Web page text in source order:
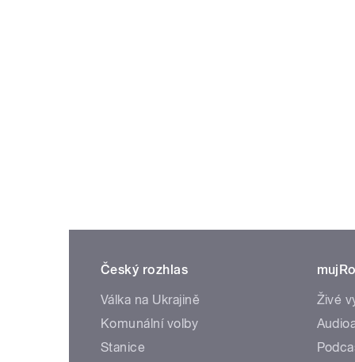
Český rozhlas
Válka na Ukrajině
Komunální volby
Stanice
Živé